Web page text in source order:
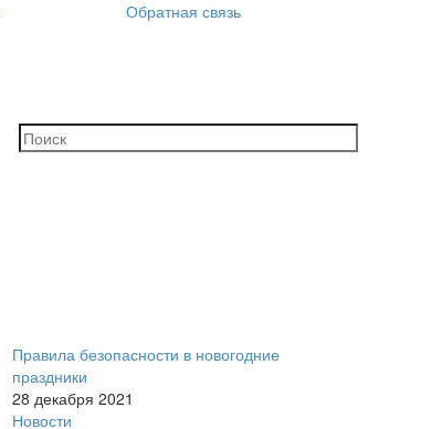
Обратная связь
Правила безопасности в новогодние
праздники
28 декабря 2021
Новости